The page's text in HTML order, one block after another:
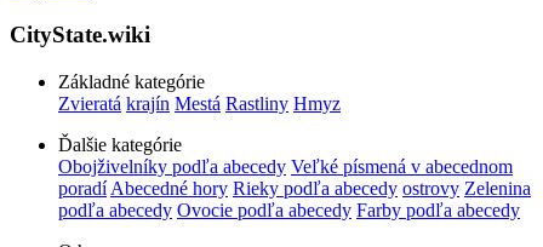
CityState.wiki
Základné kategórie
Zvieratá krajín Mestá Rastliny Hmyz
Ďalšie kategórie
Obojživelníky podľa abecedy Veľké písmená v abecednom
poradí Abecedné hory Rieky podľa abecedy ostrovy Zelenina
podľa abecedy Ovocie podľa abecedy Farby podľa abecedy